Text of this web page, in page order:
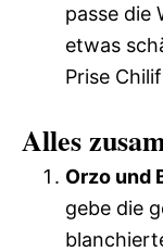
passe die
etwas
Prise
Alles
Orzo und
gebe die